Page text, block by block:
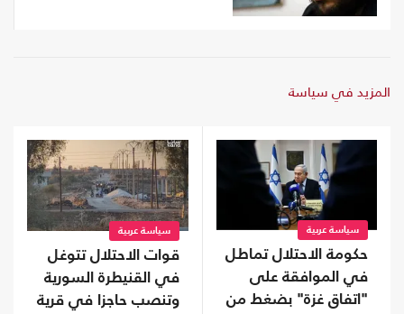
المزيد في سياسة
سياسة عربية
حكومة الاحتلال تماطل
في الموافقة على
"اتفاق غزة" بضغط من
سياسة عربية
قوات الاحتلال تتوغل
في القنيطرة السورية
وتنصب حاجزا في قرية